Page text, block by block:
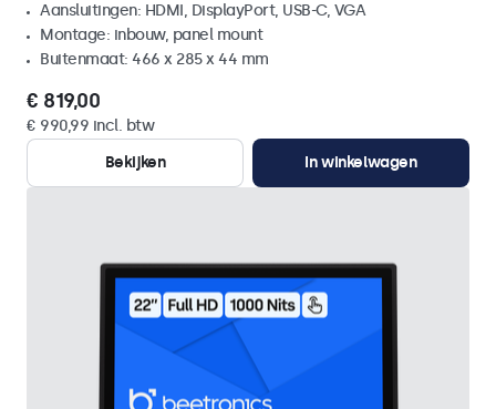
Aansluitingen: HDMI, DisplayPort, USB-C, VGA
Montage: inbouw, panel mount
Buitenmaat: 466 x 285 x 44 mm
€ 819,00
€ 990,99 incl. btw
Bekijken
In winkelwagen